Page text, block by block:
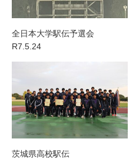
全日本大学駅伝予選会
R7.5.24
茨城県高校駅伝